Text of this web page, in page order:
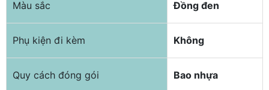
Màu sắc Đồng đen
Phụ kiện đi kèm Không
Quy cách đóng gói Bao nhựa